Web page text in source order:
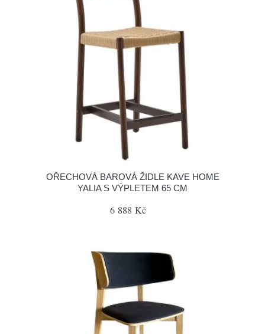
OŘECHOVÁ BAROVÁ ŽIDLE KAVE HOME
YALIA S VÝPLETEM 65 CM
6 888 Kč